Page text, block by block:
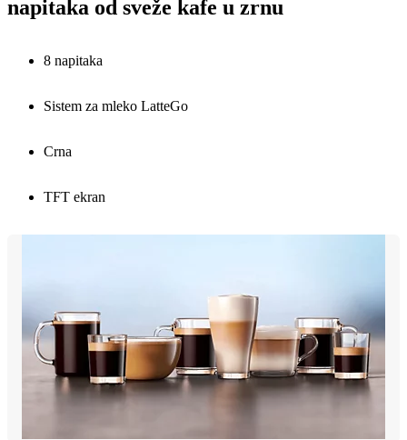
napitaka od sveže kafe u zrnu
8 napitaka
Sistem za mleko LatteGo
Crna
TFT ekran